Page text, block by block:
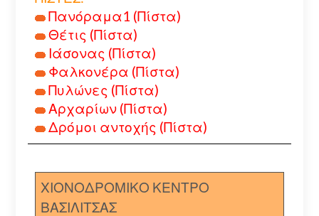
Πανόραμα1 (Πίστα)
Θέτις (Πίστα)
Ιάσονας (Πίστα)
Φαλκονέρα (Πίστα)
Πυλώνες (Πίστα)
Αρχαρίων (Πίστα)
Δρόμοι αντοχής (Πίστα)
ΧΙΟΝΟΔΡΟΜΙΚΟ ΚΕΝΤΡΟ
ΒΑΣΙΛΙΤΣΑΣ